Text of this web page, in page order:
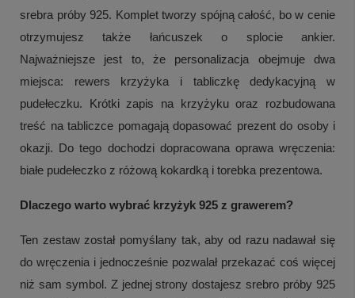
srebra próby 925. Komplet tworzy spójną całość, bo w cenie
otrzymujesz także łańcuszek o splocie ankier.
Najważniejsze jest to, że personalizacja obejmuje dwa
miejsca: rewers krzyżyka i tabliczkę dedykacyjną w
pudełeczku. Krótki zapis na krzyżyku oraz rozbudowana
treść na tabliczce pomagają dopasować prezent do osoby i
okazji. Do tego dochodzi dopracowana oprawa wręczenia:
białe pudełeczko z różową kokardką i torebka prezentowa.
Dlaczego warto wybrać krzyżyk 925 z grawerem?
Ten zestaw został pomyślany tak, aby od razu nadawał się
do wręczenia i jednocześnie pozwalał przekazać coś więcej
niż sam symbol. Z jednej strony dostajesz srebro próby 925